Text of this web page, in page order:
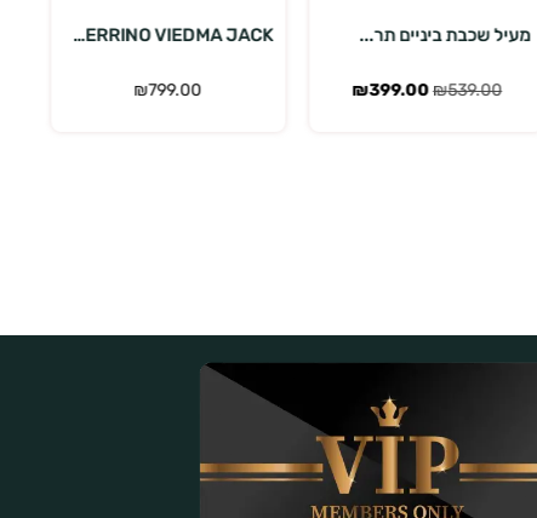
מעיל שכבת ביניים תר...
₪539.00
₪399.00
FERRINO VIEDMA JACK...
₪799.00